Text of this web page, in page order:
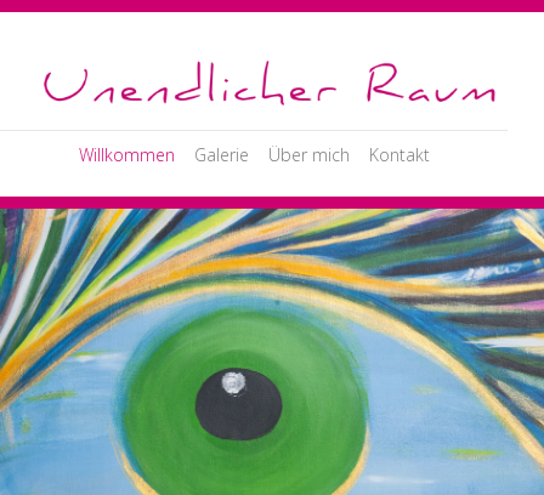
Willkommen Galerie Über mich Kontakt